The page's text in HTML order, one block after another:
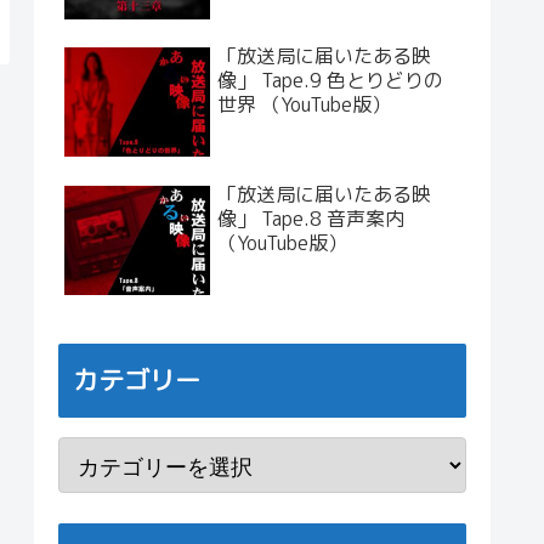
「放送局に届いたある映
像」 Tape.9 色とりどりの
世界 （YouTube版）
「放送局に届いたある映
像」 Tape.8 音声案内
（YouTube版）
カテゴリー